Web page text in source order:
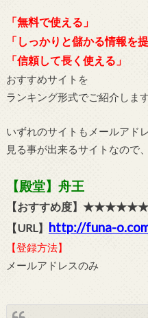
「無料で使える」
「しっかりと儲かる情報を
「信頼して長く使える」
おすすめサイトを
ランキング形式でご紹介しま
いずれのサイトもメールアド
見る事が出来るサイトなので
【殿堂】舟王
【おすすめ度】
【URL】 http://funa-
【登録方法】
メールアドレスのみ